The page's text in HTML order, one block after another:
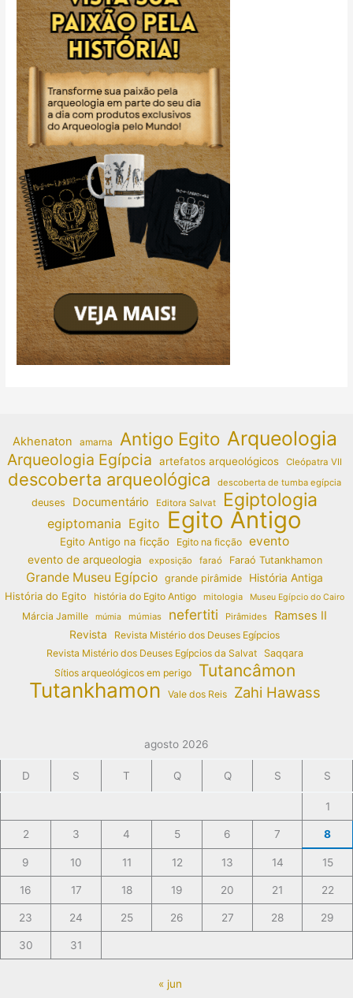
Akhenaton amarna Antigo Egito Arqueologia
Arqueologia Egípcia artefatos arqueológicos Cleópatra VII
descoberta arqueológica descoberta de tumba egípcia
deuses Documentário Editora Salvat Egiptologia
egiptomania Egito Egito Antigo
Egito Antigo na ficção Egito na ficção evento
evento de arqueologia exposição faraó Faraó Tutankhamon
Grande Museu Egípcio grande pirâmide
História Antiga
História do Egito
história do Egito Antigo mitologia Museu Egípcio do Cairo
Márcia Jamille múmia múmias nefertiti Pirâmides Ramses II
Revista
Revista Mistério dos Deuses Egípcios
Revista Mistério dos Deuses Egípcios da Salvat
Saqqara
Sítios arqueológicos em perigo
Tutancâmon
Tutankhamon Vale dos Reis Zahi Hawass
agosto 2026
D S T Q Q S S
1
2 3 4 5 6 7 8
9 10 11 12 13 14 15
16 17 18 19 20 21 22
23 24 25 26 27 28 29
30 31
« jun